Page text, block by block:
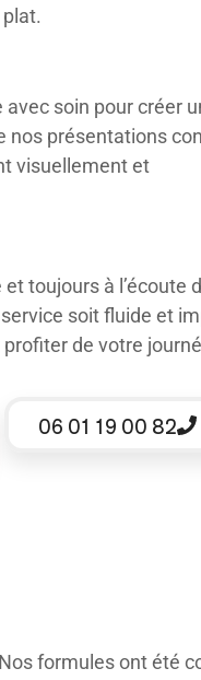
soin pour créer
nos présentations
visuellement et
toujours à l’écoute
soit fluide et
de votre
06 01 19 00 82
Nos formules ont été